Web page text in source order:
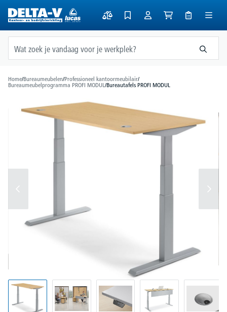
Home/Bureaumeubelen/Professioneel kantoormeubilair/
Bureaumeubelprogramma PROFI MODUL/Bureautafels PROFI MODUL
Afbeeldingengalerij overslaan